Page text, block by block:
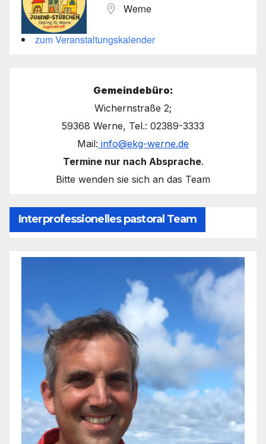
Werne
zum Veranstaltungskalender
Gemeindebüro:
Wichernstraße 2;
59368 Werne, Tel.: 02389-3333
Mail: info@ekg-werne.de
Termine nur nach Absprache.
Bitte wenden sie sich an das Team
Interprofessionelles pastoral Team